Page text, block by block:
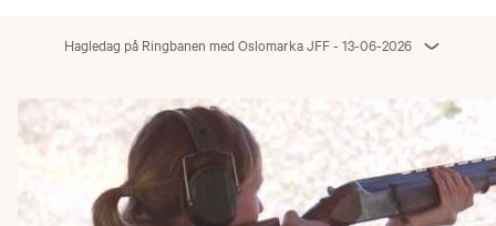
Hagledag på Ringbanen med Oslomarka JFF - 13-06-2026